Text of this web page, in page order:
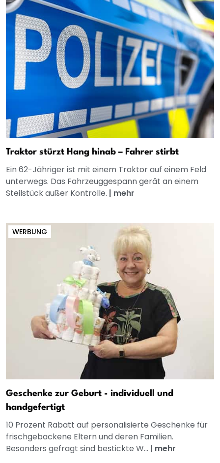
Traktor stürzt Hang hinab – Fahrer stirbt
Ein 62-Jähriger ist mit einem Traktor auf einem Feld
unterwegs. Das Fahrzeuggespann gerät an einem
Steilstück außer Kontrolle. | mehr
WERBUNG
Geschenke zur Geburt - individuell und
handgefertigt
10 Prozent Rabatt auf personalisierte Geschenke für
frischgebackene Eltern und deren Familien.
Besonders gefragt sind bestickte W... | mehr